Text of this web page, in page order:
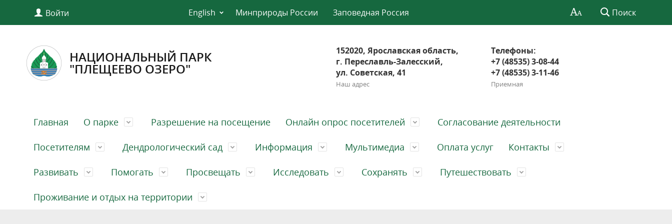
Войти English Минприроды России Заповедная Россия Поиск
НАЦИОНАЛЬНЫЙ ПАРК
"ПЛЕЩЕЕВО ОЗЕРО"
152020, Ярославская область,
г. Переславль-Залесский,
ул. Советская, 41
Наш адрес
Телефоны:
+7 (48535) 3-08-44
+7 (48535) 3-11-46
Приемная
Главная О парке Разрешение на посещение Онлайн опрос посетителей Согласование деятельности
Посетителям Дендрологический сад Информация Мультимедиа Оплата услуг Контакты
Развивать Помогать Просвещать Исследовать Сохранять Путешествовать
Проживание и отдых на территории